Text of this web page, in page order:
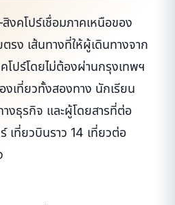
สิงคโปร์เชื่อมภาคเหนือของ
รง เส้นทางที่ให้ผู้เดินทางจาก
โปร์โดยไม่ต้องผ่านกรุงเทพฯ
เที่ยวทั้งสองทาง นักเรียน
งธุรกิจ และผู้โดยสารที่ต่อ
เที่ยวบินราว 14 เที่ยวต่อ